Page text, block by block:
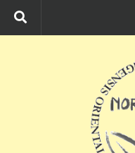
Ga naar de inhoud